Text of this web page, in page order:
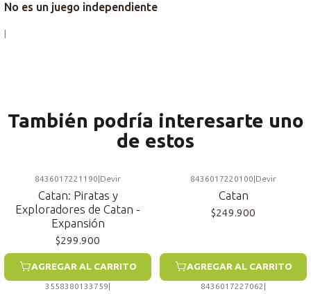
No es un juego independiente
|
También podría interesarte uno
de estos
8436017221190 Devir
Catan: Piratas y
Exploradores de Catan -
Expansión
$299.900
AGREGAR AL CARRITO
8436017220100 Devir
Catan
$249.900
AGREGAR AL CARRITO
3558380133759| 8436017227062 |